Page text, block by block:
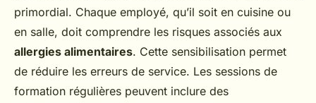
primordial. Chaque employé, qu’il soit en cuisine ou
en salle, doit comprendre les risques associés aux
allergies alimentaires. Cette sensibilisation permet
de réduire les erreurs de service. Les sessions de
formation régulières peuvent inclure des